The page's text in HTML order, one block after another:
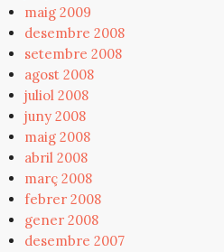
maig 2009
desembre 2008
setembre 2008
agost 2008
juliol 2008
juny 2008
maig 2008
abril 2008
març 2008
febrer 2008
gener 2008
desembre 2007